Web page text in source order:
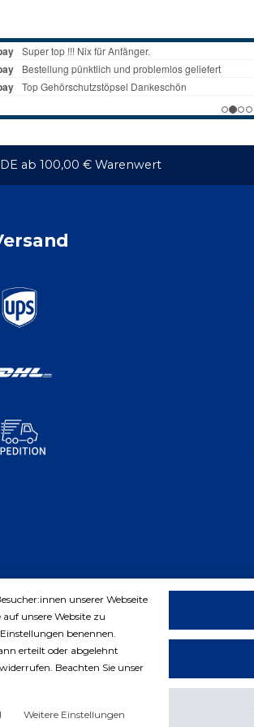
ab 100,00 € Warenwert
Alle Rechte vorbehalten.
unserer Webseite
unsere Website zu
benennen.
erteilt oder abgelehnt
Beachten Sie unser
Weitere Einstellungen